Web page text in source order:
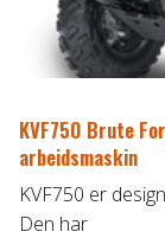
KVF750 Brute
arbeidsmaskin
KVF750 er
Den har